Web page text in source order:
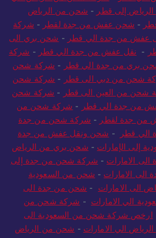
الي قطر -شركة شحن من الرياض الي
إلى قطر
شحن من الرياض
- شحن عفش من جدة لقطر
شركة
عفش من جدة الي قطر-
شحن بري الى
نقل عفش من جدة الي قطر-
شركة
شحن بري من جدة الي قطر
شركة شحن
شحن من دبي الى قطر
شركة شحن
شحن من العين الى قطر -شركة شحن
من جدة الي قطر - شركة شحن من
جدة لقطر
شركة شحن من جدة
الي قطر- شحن ونقل عفش من جدة
إلى الإمارات -
شحن بري من الرياض
الامارات
شركة شحن من جدة إلى
الامارات
شحن من السعودية
الى الامارات
شحن من جدة الى
الي الامارات
شركة شحن من
ارخص شركة شحن من السعودية الى